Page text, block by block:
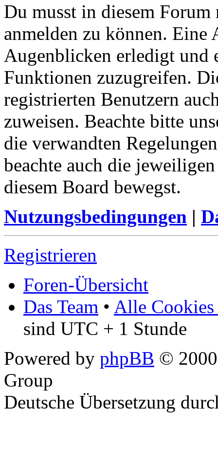
Du musst in diesem
anmelden zu können.
Augenblicken erledigt und
Funktionen zuzugreifen.
registrierten Benutzern
zuweisen. Beachte bitte
die verwandten
beachte auch die
diesem Board bewegst.
Nutzungsbedingungen |
Registrieren
Foren-Übersicht
Das Team • Alle Cookies
sind UTC + 1 Stunde
Powered by phpBB ©
Group
Deutsche Übersetzung